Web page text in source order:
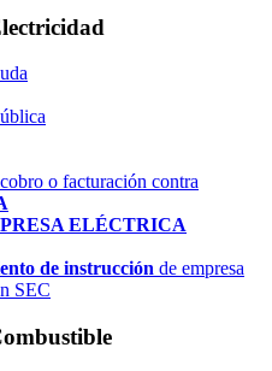
o facturación contra
ELÉCTRICA
de instrucción de empresa
SEC